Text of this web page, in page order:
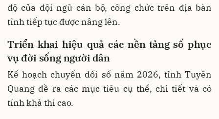
độ của đội ngũ cán bộ, công chức trên địa bàn
tỉnh tiếp tục được nâng lên.
Triển khai hiệu quả các nền tảng số phục
vụ đời sống người dân
Kế hoạch chuyển đổi số năm 2026, tỉnh Tuyên
Quang đề ra các mục tiêu cụ thể, chi tiết và có
tính khả thi cao.